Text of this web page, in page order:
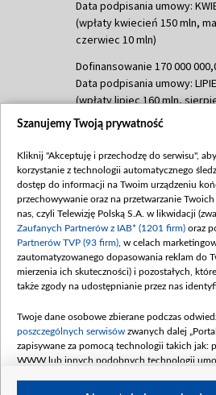
Data podpisania umowy:
(wpłaty kwiecień 150 mln,
czerwiec 10 mln)
Dofinansowanie 170 000
Data podpisania umowy:
(wpłaty lipiec 160 mln,
Dofinansowanie 60 000 000,00
(wpłata wrzesień 60 mln)
Dofinansowanie 635 783
Data podpisania umowy:
(wpłata wrzesień 100 mln,
mln, listopad 265 mln)
Dofinansowanie 48 862
Data podpisania umowy:
Dofinansowanie 900 000
Data podpisania umowy:
26 lutego 80 mln, 4 marca
Szanujemy Twoją prywatność
Kliknij "Akceptuję i przechodzę do serwisu",
korzystanie z technologii automatycznego
dostęp do informacji na Twoim urządzeniu
przechowywanie oraz na przetwarzanie
nas, czyli Telewizję Polską S.A. w likwidacji
Zaufanych Partnerów z IAB* (1201 firm) oraz
Partnerów TVP (93 firm) , w celach
zautomatyzowanego dopasowania reklam do
mierzenia ich skuteczności) i pozostałych,
także zgody na udostępnianie przez nas
Twoje dane osobowe zbierane podczas
poszczególnych serwisów zwanych dalej
zapisywane za pomocą technologii takich jak:
WWW lub innych podobnych technologii